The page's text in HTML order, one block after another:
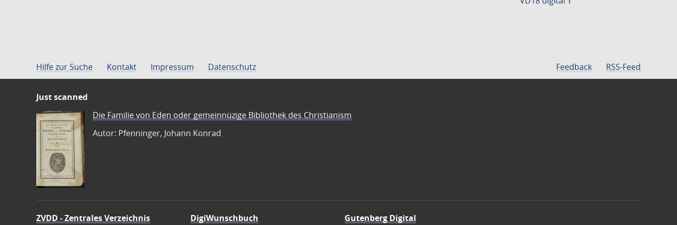
Hilfe zur Suche Kontakt Impressum Datenschutz Feedback RSS-Feed
Just scanned
Die Familie von Eden oder gemeinnüzige Bibliothek des Christianism
Autor: Pfenninger, Johann Konrad
ZVDD - Zentrales Verzeichnis
DigiWunschbuch Gutenberg Digital